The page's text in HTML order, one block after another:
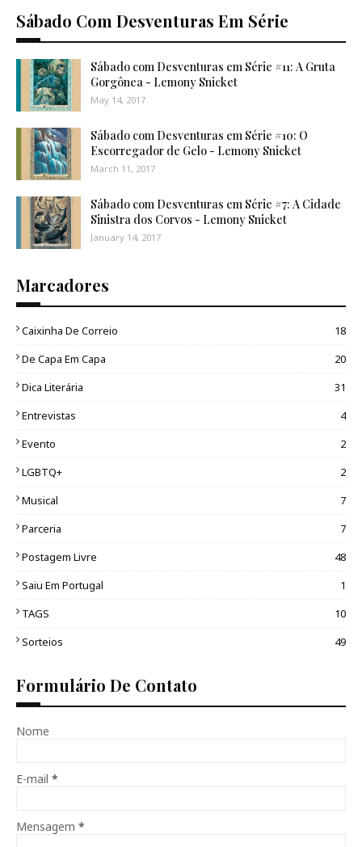
Sábado Com Desventuras Em Série
Sábado com Desventuras em Série #11: A Gruta
Gorgônea - Lemony Snicket
May 14, 2017
Sábado com Desventuras em Série #10: O
Escorregador de Gelo - Lemony Snicket
March 11, 2017
Sábado com Desventuras em Série #7: A Cidade
Sinistra dos Corvos - Lemony Snicket
January 14, 2017
Marcadores
Caixinha De Correio
18
De Capa Em Capa
20
Dica Literária
31
Entrevistas
4
Evento
2
LGBTQ+
2
Musical
7
Parceria
7
Postagem Livre
48
Saiu Em Portugal
1
TAGS
10
Sorteios
49
Formulário De Contato
Nome
E-mail *
Mensagem *